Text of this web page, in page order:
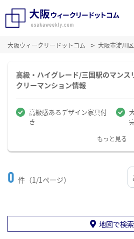
大阪ウィークリードットコム 大阪市淀川区
高級・ハイグレード/三国駅のマンス
クリーマンション情報
高級感あるデザイン家具付
き
もっと見る
0 件（1/1ページ）
地図で検索